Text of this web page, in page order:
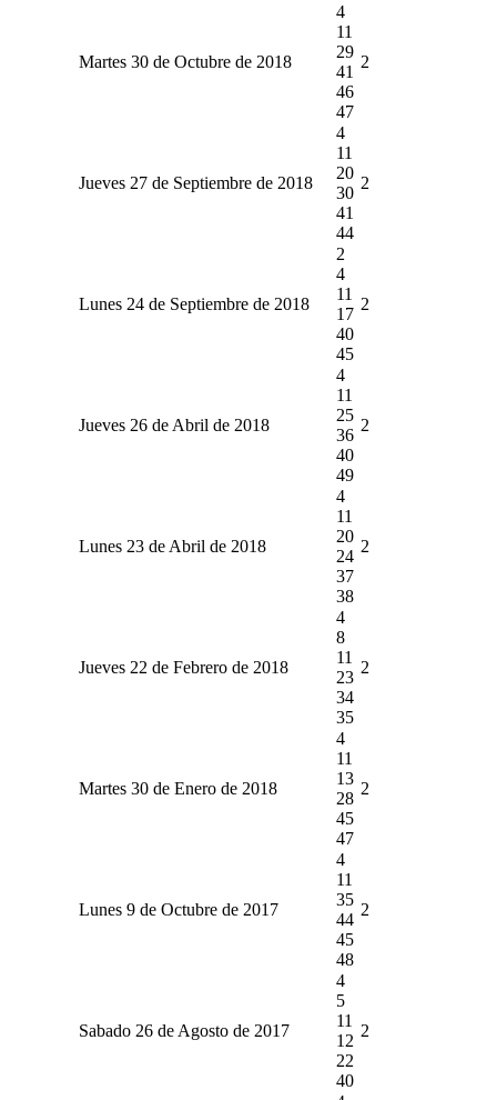
Martes 30 de Octubre de 2018
4
11
29
41
46
47
2
Jueves 27 de Septiembre de 2018
4
11
20
30
41
44
2
Lunes 24 de Septiembre de 2018
2
4
11
17
40
45
2
Jueves 26 de Abril de 2018
4
11
25
36
40
49
2
Lunes 23 de Abril de 2018
4
11
20
24
37
38
2
Jueves 22 de Febrero de 2018
4
8
11
23
34
35
2
Martes 30 de Enero de 2018
4
11
13
28
45
47
2
Lunes 9 de Octubre de 2017
4
11
35
44
45
48
2
Sabado 26 de Agosto de 2017
4
5
11
12
22
40
2